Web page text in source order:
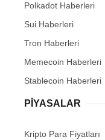
Polkadot Haberleri
Sui Haberleri
Tron Haberleri
Memecoin Haberleri
Stablecoin Haberleri
PIYASALAR
Kripto Para Fiyatları